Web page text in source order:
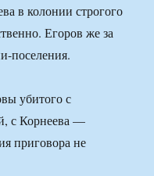
в колонии строгого
Егоров же за
поселения.
убитого с
с Корнеева —
приговора не